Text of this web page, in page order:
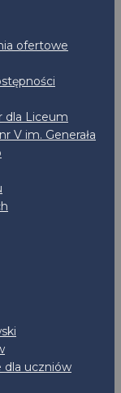
ofertowe
dla Liceum
V im. Generała
dla uczniów